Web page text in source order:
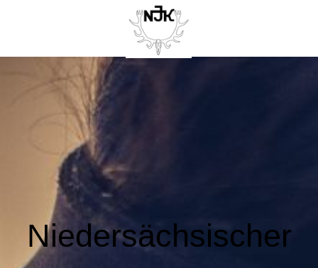
Niedersächsischer